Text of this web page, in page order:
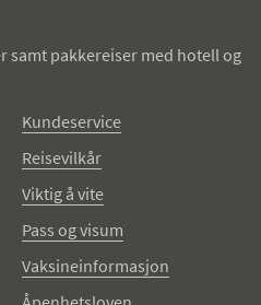
samt pakkereiser med hotell og
Kundeservice
Reisevilkår
Viktig å vite
Pass og visum
Vaksineinformasjon